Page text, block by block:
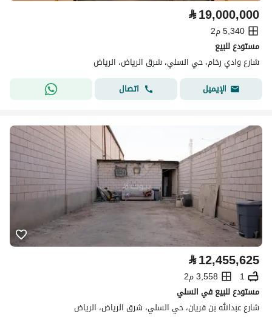
⃁19,000,000
5,340 م2
مستودع للبيع
شارع وادي رخام، حي السلي، شرق الرياض، الرياض
الإيميل
اتصال
⃁12,455,625
1
3,558 م2
مستودع للبيع في السلي
شارع عبدالله بن فريان، حي السلي، شرق الرياض، الرياض